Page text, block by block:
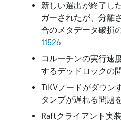
新しい選出が終了し
ガーされたが、分離
合のメタデータ破損
11526
コルーチンの実行速
するデッドロックの
TiKVノードがダウン
タンプが遅れる問題
Raftクライアント実